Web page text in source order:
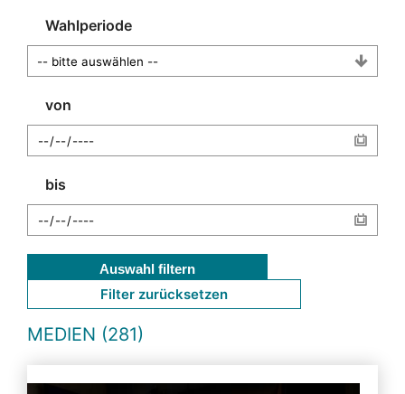
Wahlperiode
von
bis
Auswahl filtern
Filter zurücksetzen
MEDIEN (281)